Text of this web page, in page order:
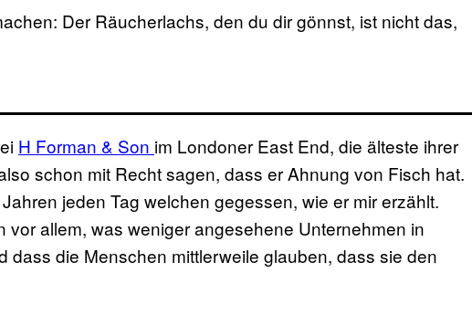
Der Räucherlachs, den du dir gönnst, ist nicht das,
H Forman & Son im Londoner East End, die älteste ihrer
schon mit Recht sagen, dass er Ahnung von Fisch hat.
jeden Tag welchen gegessen, wie er mir erzählt.
vor allem, was weniger angesehene Unternehmen in
dass die Menschen mittlerweile glauben, dass sie den